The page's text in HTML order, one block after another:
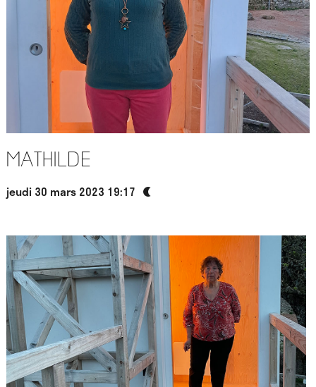
Mathilde
jeudi 30 mars 2023 19:17